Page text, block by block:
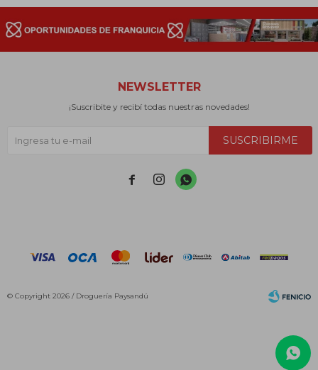
NEWSLETTER
¡Suscribite y recibí todas nuestras novedades!
SUSCRIBIRME
  
© Copyright 2026 / Droguería Paysandú